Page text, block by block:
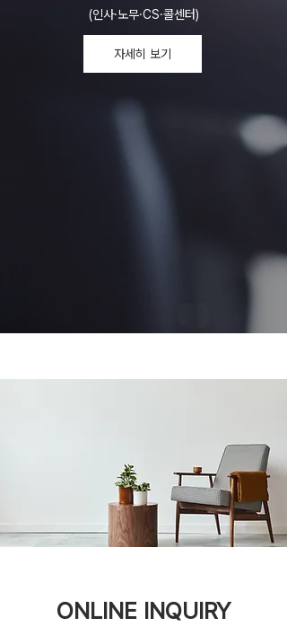
(인사·노무·CS·콜센터)
자세히 보기
ONLINE INQUIRY